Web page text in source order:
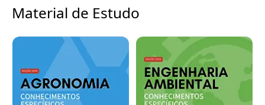
Material de Estudo